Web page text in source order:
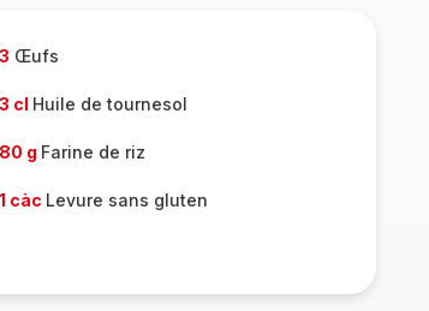
3 Œufs
3 cl Huile de tournesol
80 g Farine de riz
1 càc Levure sans gluten